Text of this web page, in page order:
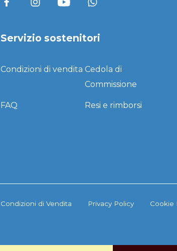
Servizio sostenitori
Condizioni di vendita Cedola di
Commissione
FAQ Resi e rimborsi
Condizioni di Vendita Privacy Policy Cookie